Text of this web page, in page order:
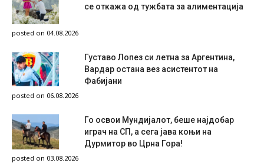
се откажа од тужбата за алиментација
posted on 04.08.2026
Густаво Лопез си летна за Аргентина,
Вардар остана вез асистентот на
Фабијани
posted on 06.08.2026
Го освои Мундијалот, беше најдобар
играч на СП, а сега јава коњи на
Дурмитор во Црна Гора!
posted on 03.08.2026